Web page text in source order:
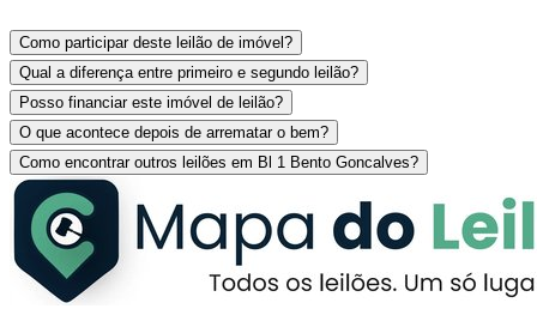
Como participar deste leilão de imóvel?
Qual a diferença entre primeiro e segundo leilão?
Posso financiar este imóvel de leilão?
O que acontece depois de arrematar o bem?
Como encontrar outros leilões em Bl 1 Bento Goncalves?